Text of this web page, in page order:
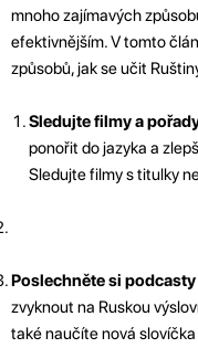
mnoho zajímavých
efektivnějším. V tomto
způsobů, jak se učit
Sledujte filmy a
ponořit do jazyka a
Sledujte filmy s titulky
Poslechněte si
zvyknout na Ruskou
také naučíte nová